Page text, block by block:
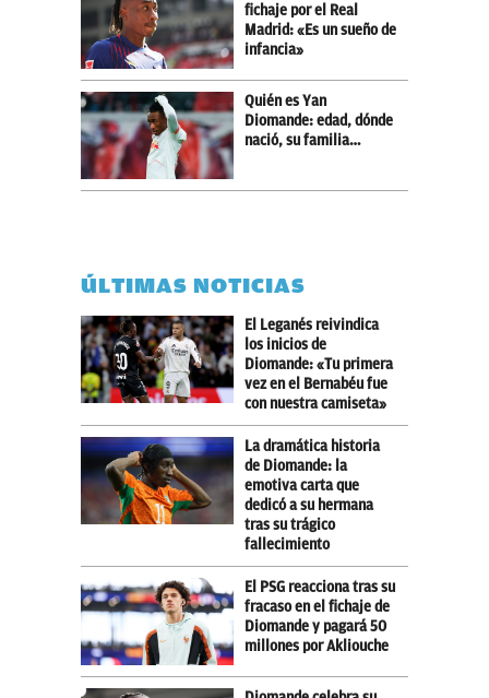
fichaje por el Real
Madrid: «Es un sueño de
infancia»
Quién es Yan
Diomande: edad, dónde
nació, su familia…
ÚLTIMAS NOTICIAS
El Leganés reivindica
los inicios de
Diomande: «Tu primera
vez en el Bernabéu fue
con nuestra camiseta»
La dramática historia
de Diomande: la
emotiva carta que
dedicó a su hermana
tras su trágico
fallecimiento
El PSG reacciona tras su
fracaso en el fichaje de
Diomande y pagará 50
millones por Akliouche